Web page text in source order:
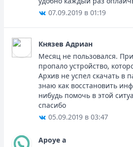
07.09.2019 в 01:19
Князев Адриан
Месяц не пользовался.
пропало устройство,
Архив не успел скачать в
знаю как восстановить
нибудь помочь в этой
спасибо
05.09.2019 в 03:47
Apoye a